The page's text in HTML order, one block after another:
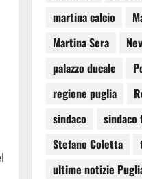
martina calcio
Martina Sera
palazzo ducale
regione puglia
sindaco
sindaco
Stefano Coletta
ultime notizie